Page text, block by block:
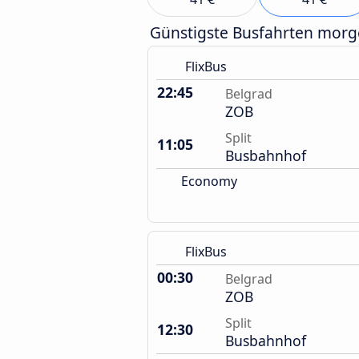
Günstigste Busfahrten
FlixBus
22:45 Belgrad
ZOB
11:05
Split
Busbahnhof
Economy
FlixBus
00:30 Belgrad
ZOB
12:30
Split
Busbahnhof